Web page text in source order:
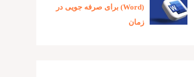
(Word) برای صرفه جویی در
زمان